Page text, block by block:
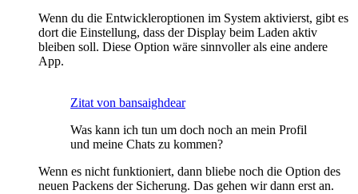
Wenn du die Entwickleroptionen im System aktivierst, gibt es
dort die Einstellung, dass der Display beim Laden aktiv
bleiben soll. Diese Option wäre sinnvoller als eine andere
App.
Zitat von bansaighdear
Was kann ich tun um doch noch an mein Profil
und meine Chats zu kommen?
Wenn es nicht funktioniert, dann bliebe noch die Option des
neuen Packens der Sicherung. Das gehen wir dann erst an.